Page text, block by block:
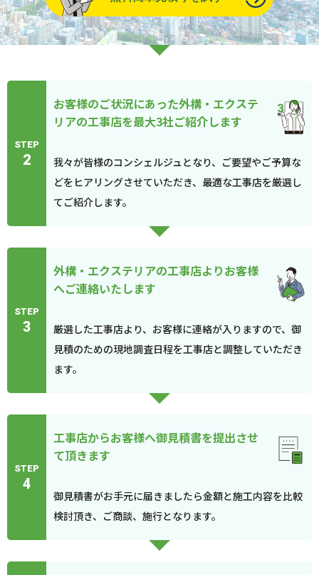
STEP
2
お客様のご状況にあった外構・エクステ
リアの工事店を最大3社ご紹介します
我々が皆様のコンシェルジュとなり、ご要望やご予算な
どをヒアリングさせていただき、最適な工事店を厳選し
てご紹介します。
STEP
3
外構・エクステリアの工事店よりお客様
へご連絡いたします
厳選した工事店より、お客様に連絡が入りますので、御
見積のための現地調査日程を工事店と調整していただき
ます。
STEP
4
工事店からお客様へ御見積書を提出させ
て頂きます
御見積書がお手元に届きましたら金額と施工内容を比較
検討頂き、ご商談、施行となります。